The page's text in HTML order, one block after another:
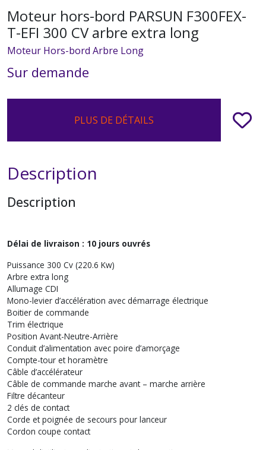
Moteur hors-bord PARSUN F300FEX-
T-EFI 300 CV arbre extra long
Moteur Hors-bord Arbre Long
Sur demande
PLUS DE DÉTAILS
Description
Description
Délai de livraison : 10 jours ouvrés
Puissance 300 Cv (220.6 Kw)
Arbre extra long
Allumage CDI
Mono-levier d’accélération avec démarrage électrique
Boitier de commande
Trim électrique
Position Avant-Neutre-Arrière
Conduit d’alimentation avec poire d’amorçage
Compte-tour et horamètre
Câble d’accélérateur
Câble de commande marche avant – marche arrière
Filtre décanteur
2 clés de contact
Corde et poignée de secours pour lanceur
Cordon coupe contact